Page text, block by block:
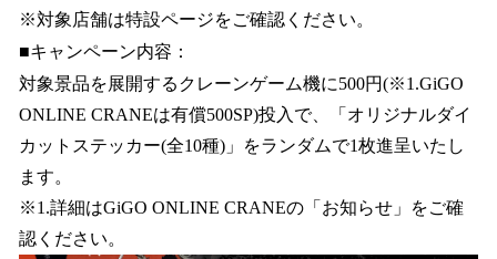
※対象店舗は特設ページをご確認ください。
■キャンペーン内容：
対象景品を展開するクレーンゲーム機に500円(※1.GiGO
ONLINE CRANEは有償500SP)投入で、「オリジナルダイ
カットステッカー(全10種)」をランダムで1枚進呈いたし
ます。
※1.詳細はGiGO ONLINE CRANEの「お知らせ」をご確
認ください。